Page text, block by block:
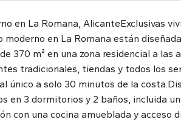
en La Romana, AlicanteExclusivas
en La Romana están
370 m² en una zona residencial a
tradicionales, tiendas y todos los
único a solo 30 minutos de la
en 3 dormitorios y 2 baños, incluida
con una cocina amueblada y acceso